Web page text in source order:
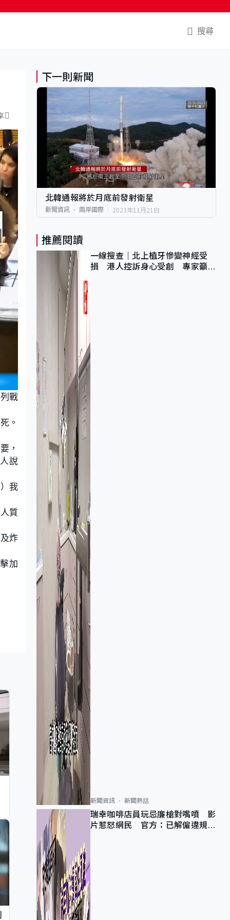
搜尋
戰
。
，
說
我
質
炸
加
下一則新聞
北韓通報將於月底前發射衛星
新聞資訊 兩岸國際 2023年11月21日
推薦閱讀
一線搜查｜北上植牙慘變神經受
損 港人控訴身心受創 專家籲理
新聞資訊 新聞熱話
瑞幸咖啡店員玩忌廉槍對嘴噴 影
片惹怒網民 官方：已解僱違規員